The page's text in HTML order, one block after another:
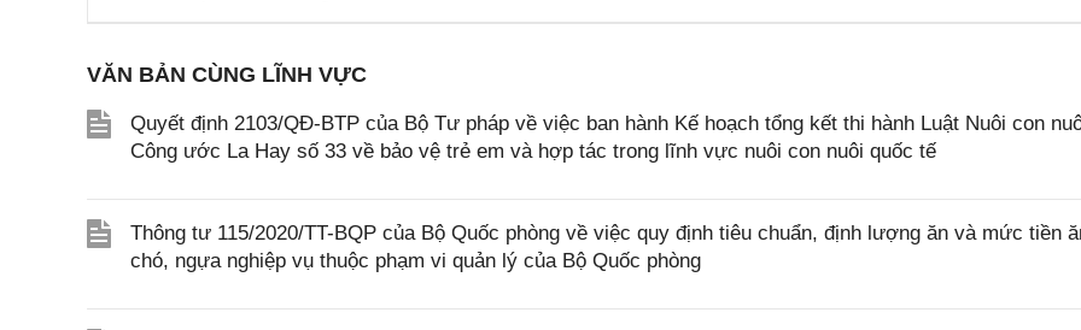
VĂN BẢN CÙNG LĨNH VỰC
Quyết định 2103/QĐ-BTP của Bộ Tư pháp về việc ban hành Kế hoạch tổng kết thi hành Luật Nuôi con
Công ước La Hay số 33 về bảo vệ trẻ em và hợp tác trong lĩnh vực nuôi con nuôi quốc tế
Thông tư 115/2020/TT-BQP của Bộ Quốc phòng về việc quy định tiêu chuẩn, định lượng ăn và mức tiền
chó, ngựa nghiệp vụ thuộc phạm vi quản lý của Bộ Quốc phòng